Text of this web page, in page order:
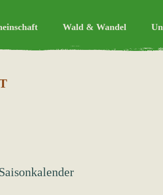
Wald & Wandel